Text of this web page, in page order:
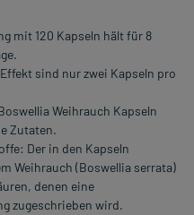
mit 120 Kapseln hält für 8
sind nur zwei Kapseln pro
Weihrauch Kapseln
Zutaten.
Der in den Kapseln
Weihrauch (Boswellia serrata)
denen eine
zugeschrieben wird.